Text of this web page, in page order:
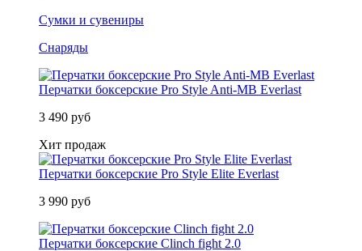
Сумки и сувениры
Снаряды
Перчатки боксерские Pro Style Anti-MB Everlast
3 490 руб
Хит продаж
Перчатки боксерские Pro Style Elite Everlast
3 990 руб
Перчатки боксерские Clinch fight 2.0